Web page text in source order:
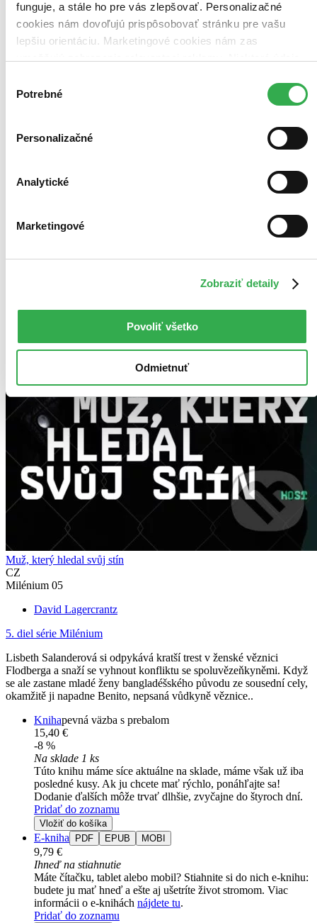
funguje, a stále ho pre vás zlepšovať. Personalizačné
cookies nám dovoľujú prispôsobovať stránku pre vašu
lepšiu orientáciu. Marketingové cookies nám zas
keby sme mohli používať všetky tieto cookies. Ďakujeme!
súhlasu
Potrebné
Personalizačné
Analytické
Marketingové
Zobraziť detaily
Povoliť všetko
Odmietnuť
Novinky
Najdrahšie
Najlacnejšie
100 produktov
Muž, který hledal svůj stín
CZ
Milénium 05
David Lagercrantz
5. diel série Milénium
Lisbeth Salanderová si odpykává kratší trest v ženské věznici
Flodberga a snaží se vyhnout konfliktu se spoluvězeňkyněmi. Když
se ale zastane mladé ženy bangladéšského původu ze sousední cely,
okamžitě ji napadne Benito, nepsaná vůdkyně věznice..
Knihapevná väzba s prebalom
15,40 €
-8 %
Na sklade 1 ks
Túto knihu máme síce aktuálne na sklade, máme však už iba
posledné kusy. Ak ju chcete mať rýchlo, ponáhľajte sa!
Dodanie ďalších môže trvať dlhšie, zvyčajne do štyroch dní.
Pridať do zoznamu
Vložiť do košíka
E-kniha PDF EPUB MOBI
9,79 €
Ihneď na stiahnutie
Máte čítačku, tablet alebo mobil? Stiahnite si do nich e-knihu:
budete ju mať hneď a ešte aj ušetríte život stromom. Viac
informácii o e-knihách nájdete tu.
Pridať do zoznamu